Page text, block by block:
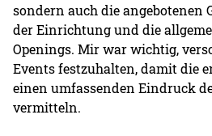
sondern auch die angebotenen
der Einrichtung und die
Openings. Mir war wichtig,
Events festzuhalten, damit die
einen umfassenden Eindruck
vermitteln.